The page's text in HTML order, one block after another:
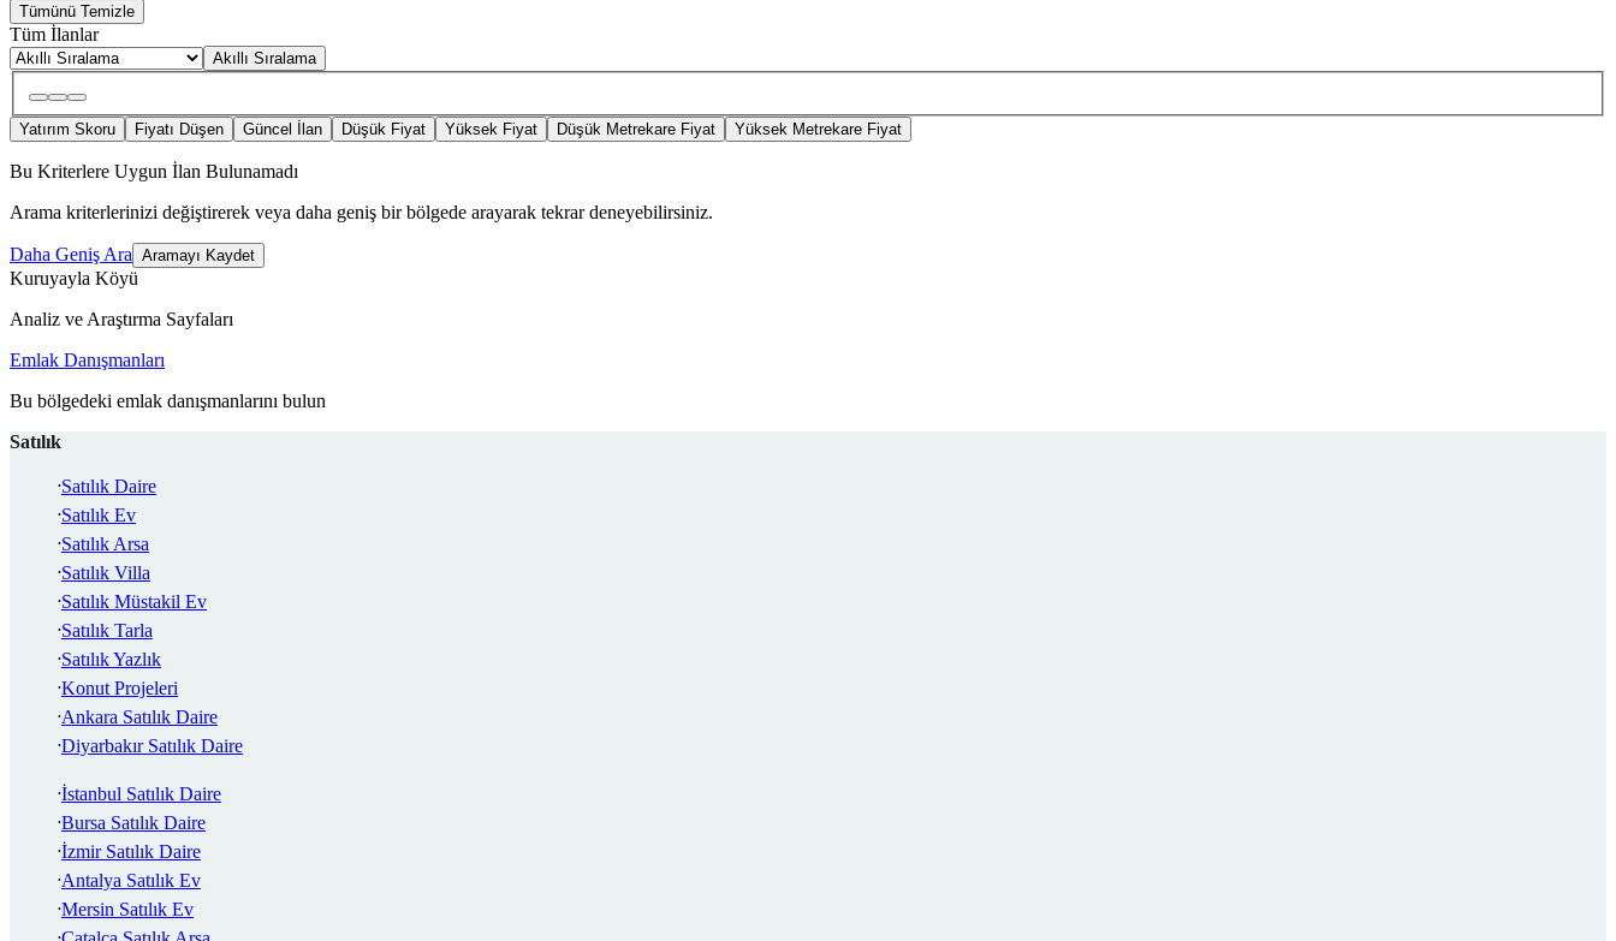
Tümünü Temizle
Tüm İlanlar
Akıllı Sıralama
Yatırım Skoru Fiyatı Düşen Güncel İlan Düşük Fiyat Yüksek Fiyat Düşük Metrekare Fiyat Yüksek Metrekare Fiyat
Bu Kriterlere Uygun İlan Bulunamadı
Arama kriterlerinizi değiştirerek veya daha geniş bir bölgede arayarak tekrar deneyebilirsiniz.
Daha Geniş Ara Aramayı Kaydet
Kuruyayla Köyü
Analiz ve Araştırma Sayfaları
Emlak Danışmanları
Bu bölgedeki emlak danışmanlarını bulun
Satılık
Satılık Daire
Satılık Ev
Satılık Arsa
Satılık Villa
Satılık Müstakil Ev
Satılık Tarla
Satılık Yazlık
Konut Projeleri
Ankara Satılık Daire
Diyarbakır Satılık Daire
İstanbul Satılık Daire
Bursa Satılık Daire
İzmir Satılık Daire
Antalya Satılık Ev
Mersin Satılık Ev